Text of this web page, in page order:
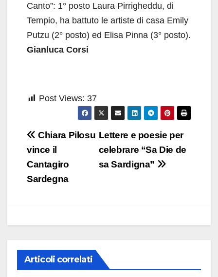
Canto”: 1° posto Laura Pirrigheddu, di
Tempio, ha battuto le artiste di casa Emily
Putzu (2° posto) ed Elisa Pinna (3° posto).
Gianluca Corsi
Post Views: 37
Navigazione
articoli
Lettere e poesie per
celebrare “Sa Die de
sa Sardigna”
Chiara Pilosu
vince il
Cantagiro
Sardegna
Articoli correlati